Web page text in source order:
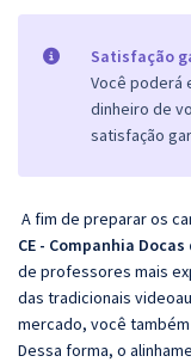
Satisfação
Você poderá
dinheiro de
satisfação
A fim de preparar os
CE - Companhia Docas
de professores mais
das tradicionais
mercado, você
Dessa forma, o